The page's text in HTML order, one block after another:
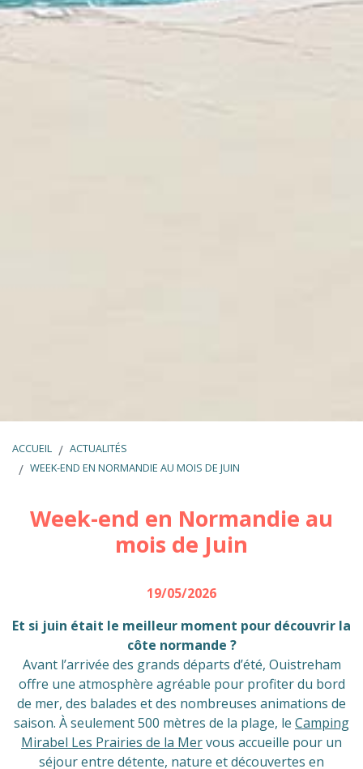
ACCUEIL
ACTUALITÉS
WEEK-END EN NORMANDIE AU MOIS DE JUIN
Week-end en Normandie au
mois de Juin
19/05/2026
Et si juin était le meilleur moment pour découvrir la
côte normande ?
Avant l’arrivée des grands départs d’été, Ouistreham
offre une atmosphère agréable pour profiter du bord
de mer, des balades et des nombreuses animations de
saison. À seulement 500 mètres de la plage, le Camping
Mirabel Les Prairies de la Mervous accueille pour un
séjour entre détente, nature et découvertes en